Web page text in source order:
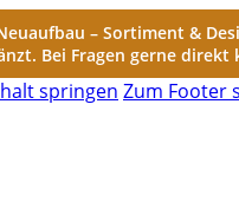
– Sortiment &
Bei Fragen gerne
springen Zum Footer